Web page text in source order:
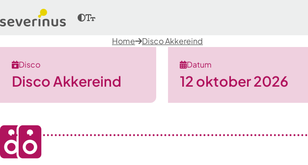
Home Disco Akkereind
Disco
Disco Akkereind
Datum
12 oktober 2026